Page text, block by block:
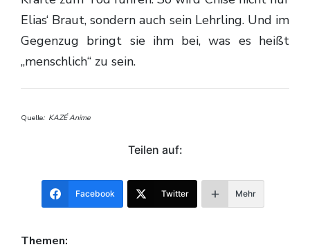
Elias‘ Braut, sondern auch sein Lehrling. Und im
Gegenzug bringt sie ihm bei, was es heißt
„menschlich“ zu sein.
Quelle: KAZÉ Anime
Teilen auf:
Facebook Twitter Mehr
Themen: